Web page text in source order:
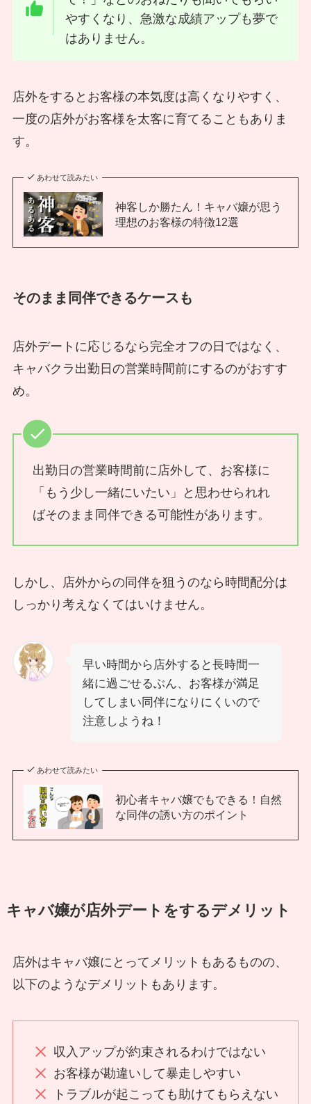
やすくなり、急激な成績アップも夢で
はありません。
店外をするとお客様の本気度は高くなりやすく、
一度の店外がお客様を太客に育てることもありま
す。
あわせて読みたい
神客しか勝たん！キャバ嬢が思う
理想のお客様の特徴12選
そのまま同伴できるケースも
店外デートに応じるなら完全オフの日ではなく、
キャバクラ出勤日の営業時間前にするのがおすす
め。
出勤日の営業時間前に店外して、お客様に
「もう少し一緒にいたい」と思わせられれ
ばそのまま同伴できる可能性があります。
しかし、店外からの同伴を狙うのなら時間配分は
しっかり考えなくてはいけません。
早い時間から店外すると長時間一
緒に過ごせるぶん、お客様が満足
してしまい同伴になりにくいので
注意しようね！
あわせて読みたい
初心者キャバ嬢でもできる！自然
な同伴の誘い方のポイント
キャバ嬢が店外デートをするデメリット
店外はキャバ嬢にとってメリットもあるものの、
以下のようなデメリットもあります。
収入アップが約束されるわけではない
お客様が勘違いして暴走しやすい
トラブルが起こっても助けてもらえない